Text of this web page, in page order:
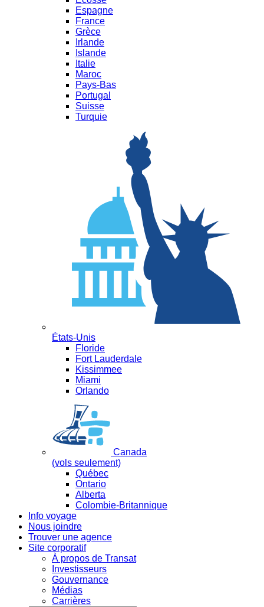
Espagne
France
Grèce
Irlande
Islande
Italie
Maroc
Pays-Bas
Portugal
Suisse
Turquie
États-Unis
Floride
Fort Lauderdale
Kissimmee
Miami
Orlando
Canada
(vols seulement)
Québec
Ontario
Alberta
Colombie-Britannique
Info voyage
Nous joindre
Trouver une agence
Site corporatif
À propos de Transat
Investisseurs
Gouvernance
Médias
Carrières